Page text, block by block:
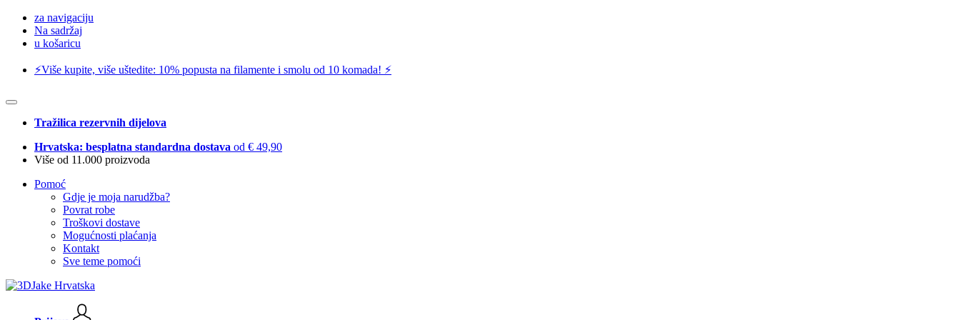
za navigaciju
Na sadržaj
u košaricu
⚡️Više kupite, više uštedite: 10% popusta na filamente i smolu od 10 komada! ⚡️
Tražilica rezervnih dijelova
Hrvatska: besplatna standardna dostava od € 49,90
Više od 11.000 proizvoda
Pomoć
Gdje je moja narudžba?
Povrat robe
Troškovi dostave
Mogućnosti plaćanja
Kontakt
Sve teme pomoći